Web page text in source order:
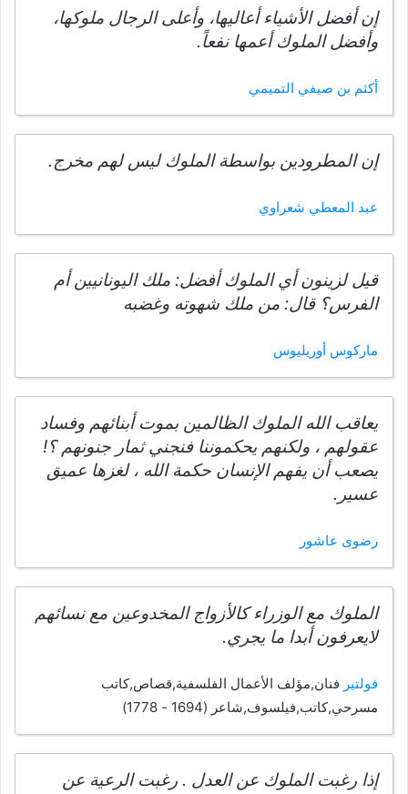
إن أفضل الأشياء أعاليها، وأعلى الرجال ملوكها،
وأفضل الملوك أعمها نفعاً.
أكثم بن صيفي التميمي
إن المطرودين بواسطة الملوك ليس لهم مخرج.
عبد المعطي شعراوي
قيل لزينون أي الملوك أفضل: ملك اليونانيين أم
الفرس؟ قال: من ملك شهوته وغضبه
ماركوس أوريليوس
يعاقب الله الملوك الظالمين بموت أبنائهم وفساد
عقولهم ، ولكنهم يحكموننا فنجني ثمار جنونهم ؟!
يصعب أن يفهم الإنسان حكمة الله ، لغزها عميق
عسير.
رضوى عاشور
الملوك مع الوزراء كالأزواج المخدوعين مع نسائهم
لايعرفون أبدا ما يجري.
فولتير فنان,مؤلف الأعمال الفلسفية,قصاص,كاتب
مسرحي,كاتب,فيلسوف,شاعر (1694 - 1778)
إذا رغبت الملوك عن العدل . رغبت الرعية عن